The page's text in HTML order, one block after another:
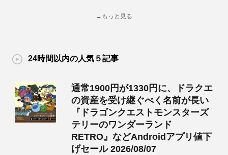
→もっと見る
24時間以内の人気５記事
通常1900円が1330円に、ドラクエ
の資産を受け継ぐべく名前が長い
『ドラゴンクエストモンスターズ
テリーのワンダーランド
RETRO』などAndroidアプリ値下
げセール 2026/08/07